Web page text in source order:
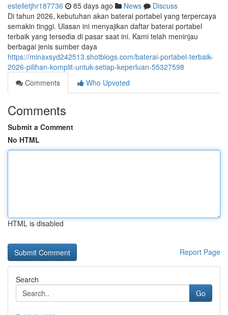
estelletjhr187736 85 days ago News
Discuss
Di tahun 2026, kebutuhan akan baterai portabel yang terpercaya
semakin tinggi. Ulasan ini menyajikan daftar baterai portabel
terbaik yang tersedia di pasar saat ini. Kami telah meninjau
berbagai jenis sumber daya
https://minaxsyd242513.shotblogs.com/baterai-portabel-terbaik-
2026-pilihan-komplit-untuk-setiap-keperluan-55327598
Comments
Who Upvoted
Comments
Submit a Comment
No HTML
HTML is disabled
Report Page
Search
Go